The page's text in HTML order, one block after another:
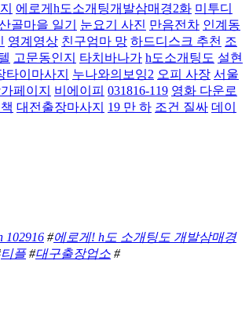
에로게h도소개팅개발삼매경2화 미투디
골마을 일기 눈요기 사진 만음전차 인계동
영계영상 친구엄마 망 하드디스크 추천 조
고문동인지 타치바나가 h도소개팅도 설현
이마사지 누나와의보잉2 오피 사장 서울
페이지 비에이피 031816-119 영화 다운로
대전출장마사지 19 만 하 조건 질싸 데이
102916 #에로게! h도 소개팅도 개발삼매경
티플#대구출장업소 #